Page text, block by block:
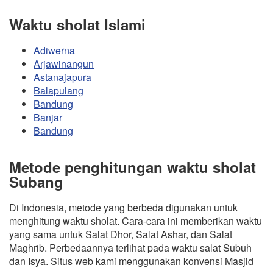
Waktu sholat Islami
Adiwerna
Arjawinangun
Astanajapura
Balapulang
Bandung
Banjar
Bandung
Metode penghitungan waktu sholat
Subang
Di Indonesia, metode yang berbeda digunakan untuk
menghitung waktu sholat. Cara-cara ini memberikan waktu
yang sama untuk Salat Dhor, Salat Ashar, dan Salat
Maghrib. Perbedaannya terlihat pada waktu salat Subuh
dan Isya. Situs web kami menggunakan konvensi Masjid